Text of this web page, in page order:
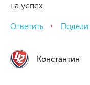
на успех
Ответить
Константин